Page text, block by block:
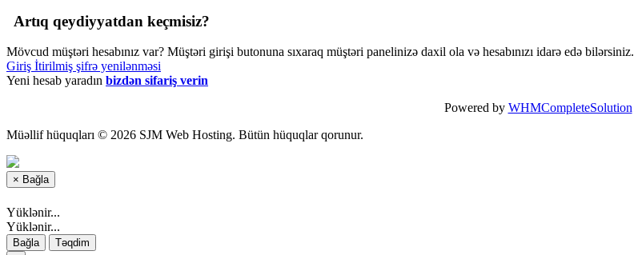
Artıq qeydiyyatdan keçmisiz?
Mövcud müştəri hesabınız var? Müştəri girişi butonuna sıxaraq müştəri panelinizə daxil ola və hesabınızı idarə edə bilərsiniz.
Giriş İtirilmiş şifrə yenilənməsi
Yeni hesab yaradın bizdən sifariş verin
Powered by WHMCompleteSolution
Müəllif hüquqları © 2026 SJM Web Hosting. Bütün hüquqlar qorunur.
× Bağla
Yüklənir...
Yüklənir...
Bağla
Təqdim